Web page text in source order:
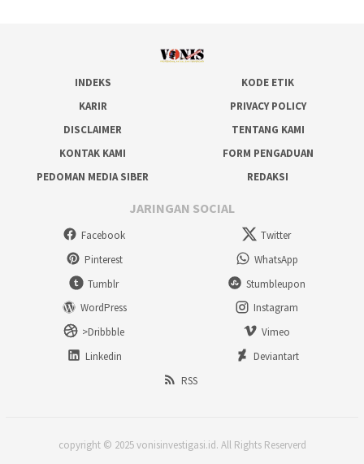
INDEKS
KODE ETIK
KARIR
PRIVACY POLICY
DISCLAIMER
TENTANG KAMI
KONTAK KAMI
FORM PENGADUAN
PEDOMAN MEDIA SIBER
REDAKSI
JARINGAN SOCIAL
Facebook
Twitter
Pinterest
WhatsApp
Tumblr
Stumbleupon
WordPress
Instagram
>Dribbble
Vimeo
Linkedin
Deviantart
RSS
copyright © 2025 vonisinvestigasi.id. All Rights Reserverd